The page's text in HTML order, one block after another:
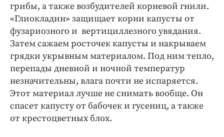
грибы, а также возбудителей корневой гнили.
«Глиокладин» защищает корни капусты от
фузариозного и вертициллезного увядания.
Затем сажаем росточек капусты и накрываем
грядки укрывным материалом. Под ним тепло,
перепады дневной и ночной температур
незначительны, влага почти не испаряется.
Этот материал лучше не снимать вообще. Он
спасет капусту от бабочек и гусениц, а также
от крестоцветных блох.